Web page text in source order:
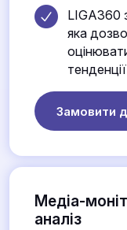
LIGA360
яка
Замовити
Медіа-
аналіз